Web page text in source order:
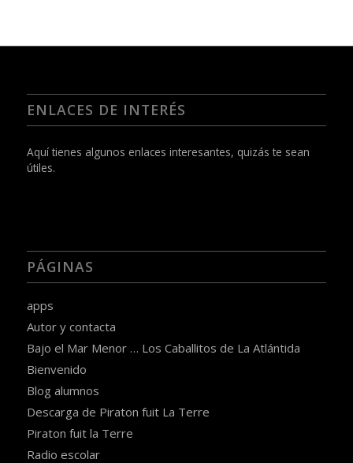
ENLACES DE INTERÉS
Aquí tienes algunos enlaces interesantes, quizás te sean
útiles.
PÁGINAS
apps
Autor y contacta
Bajo el Mar Menor … Los Caballitos de La Atlántida
Bienvenido
Blog alumnos
Descarga de Piraton fuit La Terre
Piraton fuit la Terre
Radio escolar